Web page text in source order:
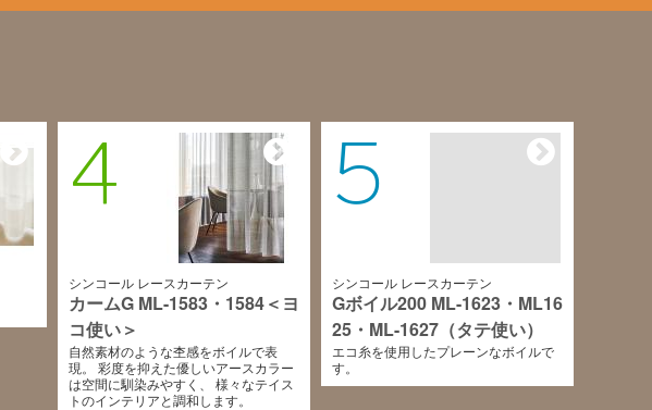
4
シンコール レースカーテン
カームG ML-1583・1584＜ヨ
コ使い＞
自然素材のような杢感をボイルで表
現。 彩度を抑えた優しいアースカラー
は空間に馴染みやすく、 様々なテイス
トのインテリアと調和します。
5
シンコール レースカーテン
Gボイル200 ML-1623・ML16
25・ML-1627（タテ使い）
エコ糸を使用したプレーンなボイルで
す。